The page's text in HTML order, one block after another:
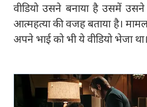
वीडियो उसने बनाया है उसमें
आत्‍महत्‍या की वजह बताया है।
अपने भाई को भी ये वीडियो भेजा था।